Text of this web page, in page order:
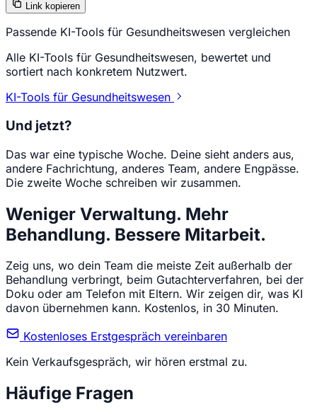
Link kopieren
Passende KI-Tools für Gesundheitswesen vergleichen
Alle KI-Tools für Gesundheitswesen, bewertet und
sortiert nach konkretem Nutzwert.
KI-Tools für Gesundheitswesen
Und jetzt?
Das war eine typische Woche. Deine sieht anders aus,
andere Fachrichtung, anderes Team, andere Engpässe.
Die zweite Woche schreiben wir zusammen.
Weniger Verwaltung. Mehr
Behandlung. Bessere Mitarbeit.
Zeig uns, wo dein Team die meiste Zeit außerhalb der
Behandlung verbringt, beim Gutachterverfahren, bei der
Doku oder am Telefon mit Eltern. Wir zeigen dir, was KI
davon übernehmen kann. Kostenlos, in 30 Minuten.
Kostenloses Erstgespräch vereinbaren
Kein Verkaufsgespräch, wir hören erstmal zu.
Häufige Fragen